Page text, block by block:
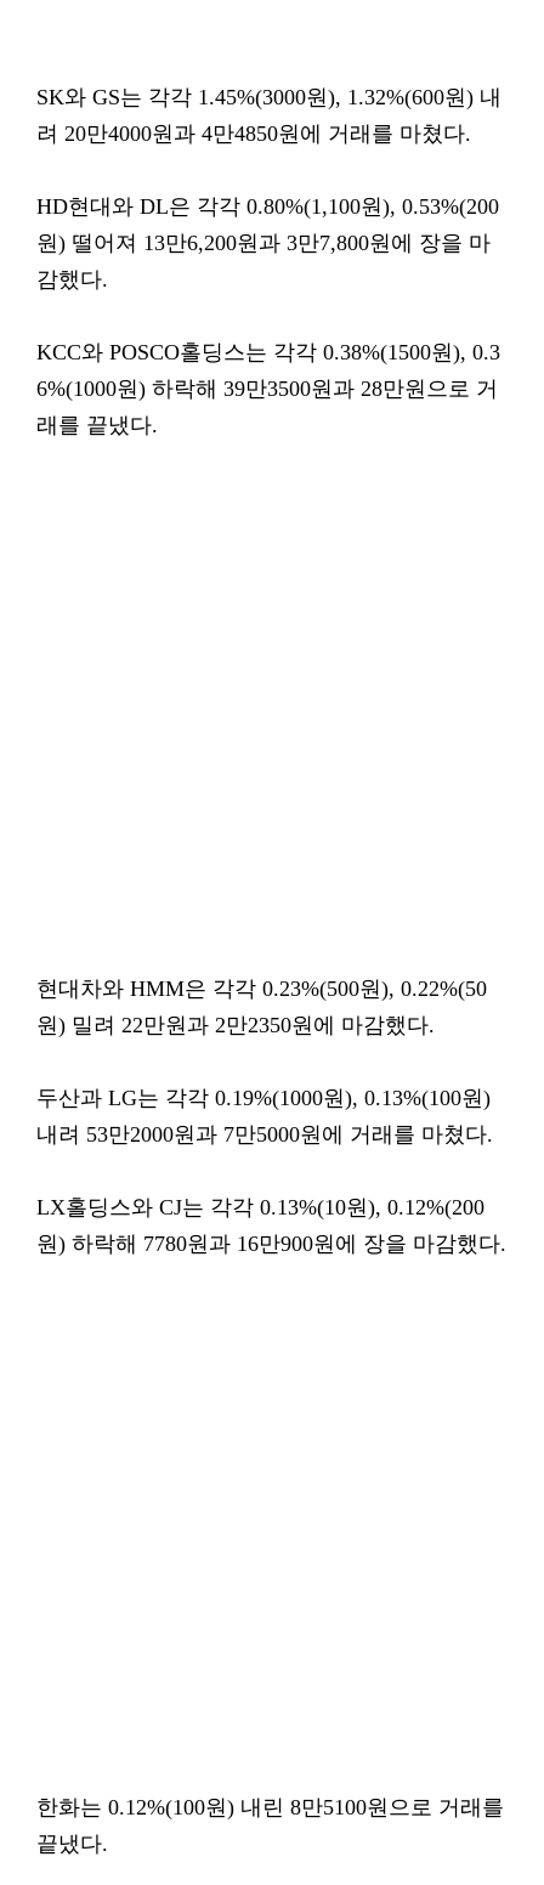
SK와 GS는 각각 1.45%(3000원), 1.32%(600원) 내
려 20만4000원과 4만4850원에 거래를 마쳤다.
HD현대와 DL은 각각 0.80%(1,100원), 0.53%(200
원) 떨어져 13만6,200원과 3만7,800원에 장을 마
감했다.
KCC와 POSCO홀딩스는 각각 0.38%(1500원), 0.3
6%(1000원) 하락해 39만3500원과 28만원으로 거
래를 끝냈다.
현대차와 HMM은 각각 0.23%(500원), 0.22%(50
원) 밀려 22만원과 2만2350원에 마감했다.
두산과 LG는 각각 0.19%(1000원), 0.13%(100원)
내려 53만2000원과 7만5000원에 거래를 마쳤다.
LX홀딩스와 CJ는 각각 0.13%(10원), 0.12%(200
원) 하락해 7780원과 16만900원에 장을 마감했다.
한화는 0.12%(100원) 내린 8만5100원으로 거래를
끝냈다.